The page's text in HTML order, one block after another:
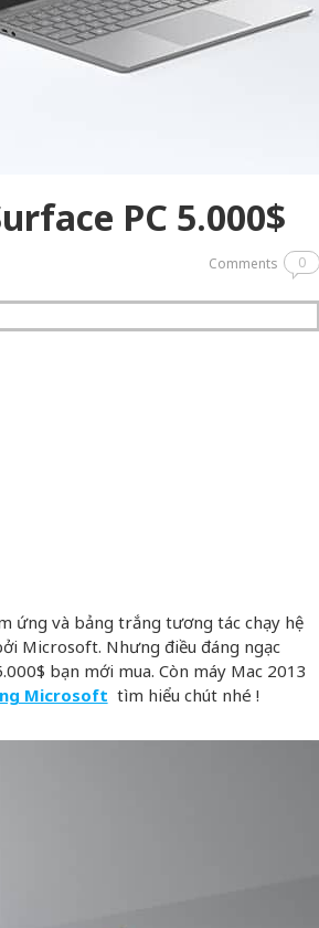
PC 5.000$
Comments 0
ứng và bảng trắng tương tác chạy hệ
Microsoft. Nhưng điều đáng ngạc
bạn mới mua. Còn máy Mac 2013
Microsoft tìm hiểu chút nhé !